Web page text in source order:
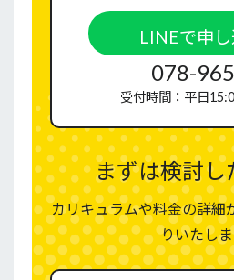
LINEで申
078-
受付時間：平日
まずは検討し
カリキュラムや料金の詳細
りいたし